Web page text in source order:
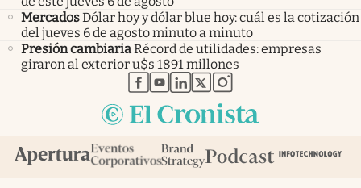
MercadosDólar hoy y dólar blue hoy: cuál es la cotización
del jueves 6 de agosto minuto a minuto
Presión cambiariaRécord de utilidades: empresas
giraron al exterior u$s 1891 millones
abre en nueva pestaña
abre en nueva pestaña
abre en nueva pestaña
abre en nueva pestaña
abre en nueva pestaña